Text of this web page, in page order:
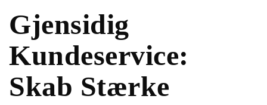
Gjensidig
Kundeservice:
Skab Stærke